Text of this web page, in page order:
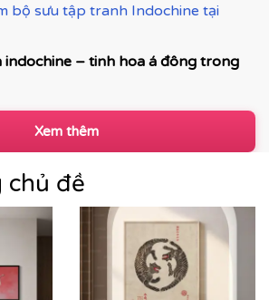
bộ sưu tập tranh Indochine tại
indochine – tinh hoa á đông trong
Indochine là dòng tranh nghệ thuật
vẻ đẹp cổ điển Á Đông và nét tinh
thuộc địa. Đây không chỉ là tranh
vẫn sang trọng hiện đại.
Xem thêm
chủ đề